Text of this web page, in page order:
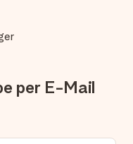
mitverschickt?
und/oder
Bestellung erhältst du
per E-Mail